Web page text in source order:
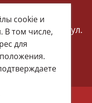
Екатеринбург, ул.
cookie и
В том числе,
для